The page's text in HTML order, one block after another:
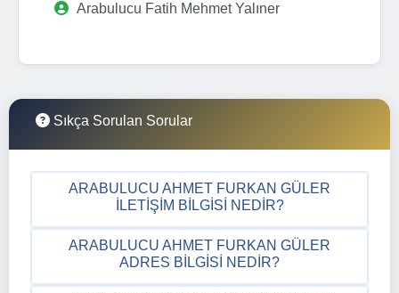
Arabulucu Fatih Mehmet Yalıner
Sıkça Sorulan Sorular
ARABULUCU AHMET FURKAN GÜLER
İLETIŞIM BILGISI NEDIR?
ARABULUCU AHMET FURKAN GÜLER
ADRES BILGISI NEDIR?